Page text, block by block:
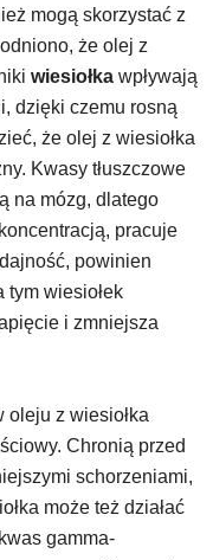
mogą skorzystać z
że olej z
wiesiołka wpływają
dzięki czemu rosną
że olej z wiesiołka
Kwasy tłuszczowe
na mózg, dlatego
pracuje
powinien
tym wiesiołek
i zmniejsza
oleju z wiesiołka
Chronią przed
schorzeniami,
może też działać
gamma-